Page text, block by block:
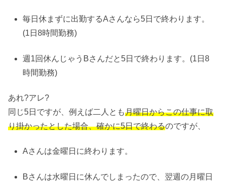
毎日休まずに出勤するAさんなら5日で終わります。
(1日8時間勤務)
週1回休んじゃうBさんだと5日で終わります。(1日8
時間勤務)
あれ?アレ?
同じ5日ですが、例えば二人とも月曜日からこの仕事に取
り掛かったとした場合、確かに5日で終わるのですが、
Aさんは金曜日に終わります。
Bさんは水曜日に休んでしまったので、翌週の月曜日